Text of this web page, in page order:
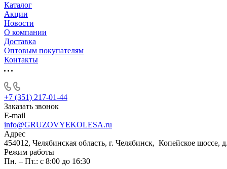
Каталог
Акции
Новости
О компании
Доставка
Оптовым покупателям
Контакты
+7 (351) 217-01-44
Заказать звонок
E-mail
info@GRUZOVYEKOLESA.ru
Адрес
454012, Челябинская область, г. Челябинск, Копейское шоссе,
Режим работы
Пн. – Пт.: с 8:00 до 16:30